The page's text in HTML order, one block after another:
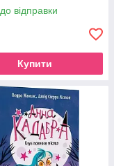
відправки
Купити